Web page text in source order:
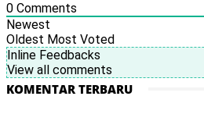
0 Comments
Newest
Oldest Most Voted
Inline Feedbacks
View all comments
KOMENTAR TERBARU